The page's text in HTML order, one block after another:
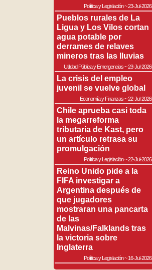
Política y Legislación~23-Jul-2026
Pueblos rurales de La
Ligua y Los Vilos cortan
agua potable por
derrames de relaves
mineros tras las lluvias
Utilidad Pública y Emergencias~23-Jul-2026
La crisis del empleo
juvenil se vuelve global
Economía y Finanzas~22-Jul-2026
Chile aprueba casi toda
la megarreforma
tributaria de Kast, pero
un artículo retrasa su
promulgación
Política y Legislación~22-Jul-2026
Reino Unido pide a la
FIFA investigar a
Argentina después de
que jugadores
mostraran una pancarta
de las
Malvinas/Falklands tras
la victoria sobre
Inglaterra
Política y Legislación~16-Jul-2026